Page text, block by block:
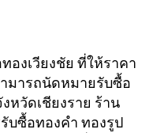
งเวียงชัย ที่ให้ราคา
มารถนัดหมายรับซื้อ
หวัดเชียงราย ร้าน
บซื้อทองคำ ทองรูป